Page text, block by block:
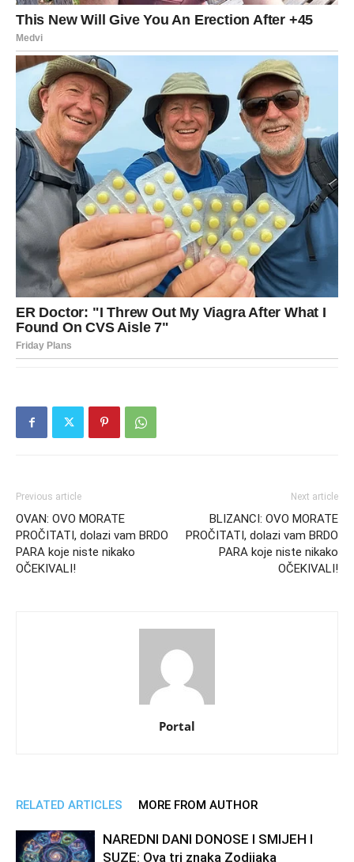
Previous article
OVAN: OVO MORATE
PROČITATI, dolazi vam BRDO
PARA koje niste nikako
OČEKIVALI!
Next article
BLIZANCI: OVO MORATE
PROČITATI, dolazi vam BRDO
PARA koje niste nikako
OČEKIVALI!
Portal
RELATED ARTICLES MORE FROM AUTHOR
NAREDNI DANI DONOSE I SMIJEH I
SUZE: Ova tri znaka Zodijaka